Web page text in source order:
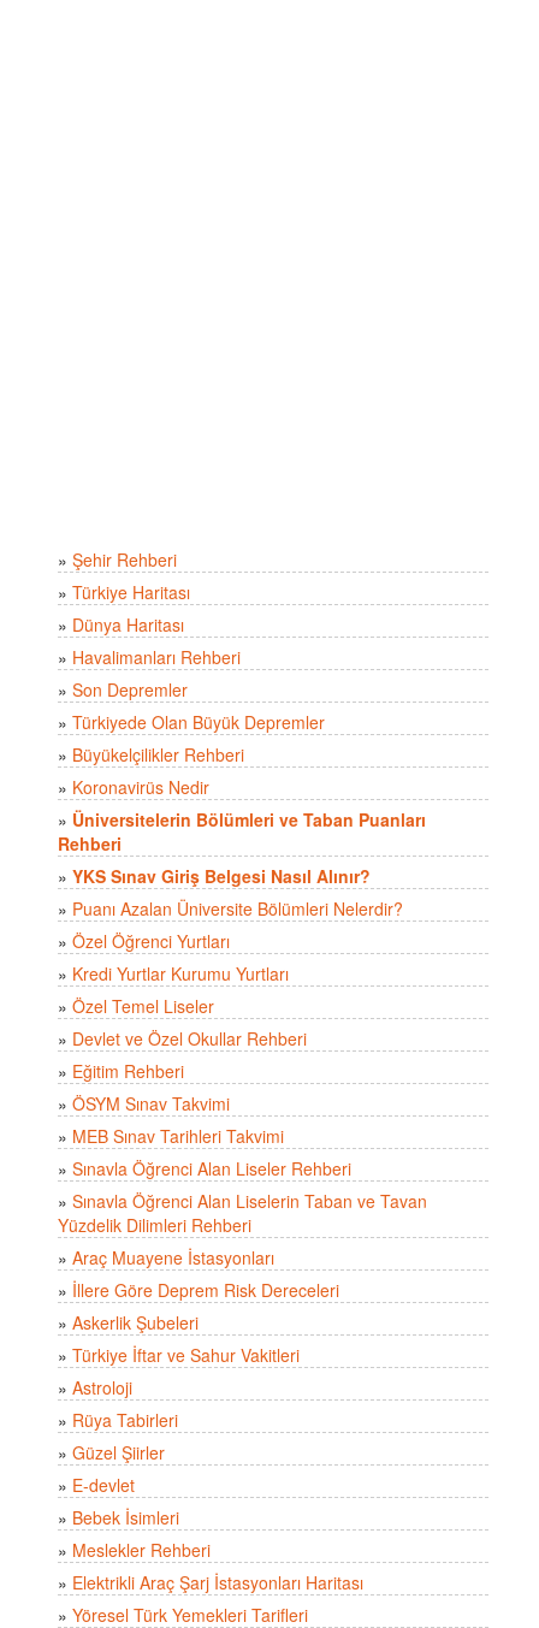
» Şehir Rehberi
» Türkiye Haritası
» Dünya Haritası
» Havalimanları Rehberi
» Son Depremler
» Türkiyede Olan Büyük Depremler
» Büyükelçilikler Rehberi
» Koronavirüs Nedir
» Üniversitelerin Bölümleri ve Taban Puanları
Rehberi
» YKS Sınav Giriş Belgesi Nasıl Alınır?
» Puanı Azalan Üniversite Bölümleri Nelerdir?
» Özel Öğrenci Yurtları
» Kredi Yurtlar Kurumu Yurtları
» Özel Temel Liseler
» Devlet ve Özel Okullar Rehberi
» Eğitim Rehberi
» ÖSYM Sınav Takvimi
» MEB Sınav Tarihleri Takvimi
» Sınavla Öğrenci Alan Liseler Rehberi
» Sınavla Öğrenci Alan Liselerin Taban ve Tavan
Yüzdelik Dilimleri Rehberi
» Araç Muayene İstasyonları
» İllere Göre Deprem Risk Dereceleri
» Askerlik Şubeleri
» Türkiye İftar ve Sahur Vakitleri
» Astroloji
» Rüya Tabirleri
» Güzel Şiirler
» E-devlet
» Bebek İsimleri
» Meslekler Rehberi
» Elektrikli Araç Şarj İstasyonları Haritası
» Yöresel Türk Yemekleri Tarifleri